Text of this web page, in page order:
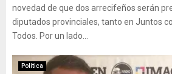
novedad de que dos arrecifeños serán
diputados provinciales, tanto en Juntos
Todos. Por un lado...
Política